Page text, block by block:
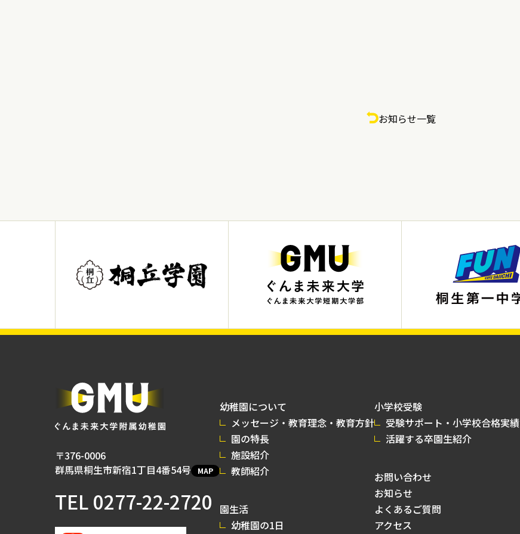
お知らせ一覧
〒376-0006
群馬県桐生市新宿1丁目4番54号
MAP
TEL0277-22-2720
幼稚園について
メッセージ・教育理念・教育方針
園の特長
施設紹介
教師紹介
園生活
幼稚園の1日
小学校受験
受験サポート・小学校合格実績
活躍する卒園生紹介
お問い合わせ
お知らせ
よくあるご質問
アクセス